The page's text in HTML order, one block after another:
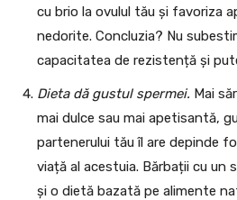
cu brio la ovulul tău și favoriza
nedorite. Concluzia? Nu
capacitatea de rezistență și
Dieta dă gustul spermei. Mai
mai dulce sau mai apetisantă,
partenerului tău îl are depinde
viață al acestuia. Bărbații cu un
și o dietă bazată pe alimente